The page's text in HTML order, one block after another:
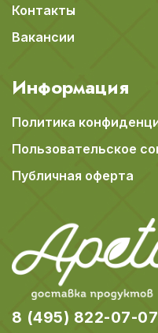
Контакты
Вакансии
Информация
Политика
Пользовательское
Публичная оферта
8 (495) 822-07-07